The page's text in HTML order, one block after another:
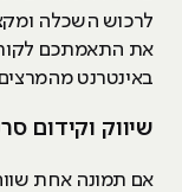
לרכוש השכלה
את התאמתכם לקורס
באינטרנט
שיווק וקידום
אם תמונה אחת